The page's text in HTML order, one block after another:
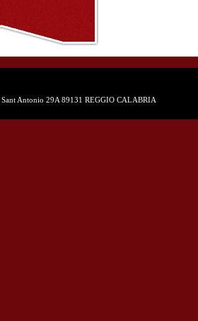
Antonio 29A 89131 REGGIO CALABRIA